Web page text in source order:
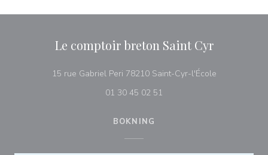
Le comptoir breton Saint Cyr
15 rue Gabriel Peri 78210 Saint-Cyr-l'École((öppnas i ett
01 30 45 02 51
BOKNING